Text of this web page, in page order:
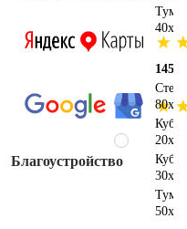
Благоустройство